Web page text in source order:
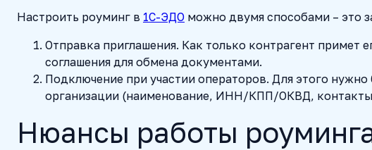
Настроить роуминг в 1С-ЭДО можно двумя способами – это
Отправка приглашения. Как только контрагент примет
соглашения для обмена документами.
Подключение при участии операторов. Для этого
организации (наименование, ИНН/КПП/ОКВД, контакты
Нюансы работы